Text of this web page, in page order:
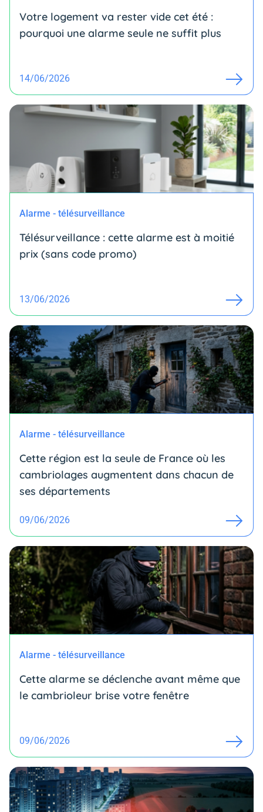
Votre logement va rester vide cet été :
pourquoi une alarme seule ne suffit plus
14/06/2026
Alarme - télésurveillance
Télésurveillance : cette alarme est à moitié
prix (sans code promo)
13/06/2026
Alarme - télésurveillance
Cette région est la seule de France où les
cambriolages augmentent dans chacun de
ses départements
09/06/2026
Alarme - télésurveillance
Cette alarme se déclenche avant même que
le cambrioleur brise votre fenêtre
09/06/2026